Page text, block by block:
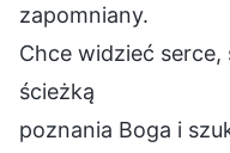
zapomniany.
Chce widzieć
ścieżką
poznania Boga i